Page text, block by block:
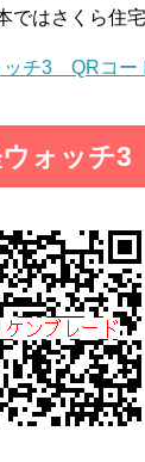
ではさくら住
ッチ3 QRコー
ォッチ